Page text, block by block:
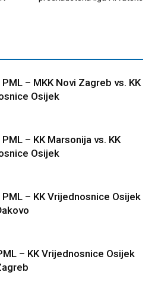
– MKK Novi Zagreb vs. KK
Osijek
– KK Marsonija vs. KK
Osijek
– KK Vrijednosnice Osijek
– KK Vrijednosnice Osijek